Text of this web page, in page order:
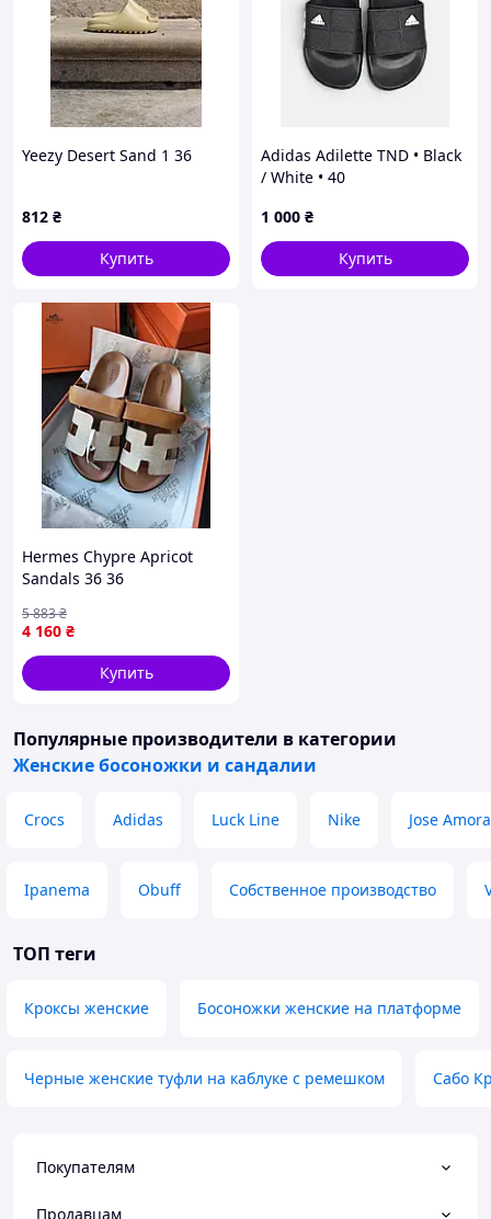
Yeezy Desert Sand 1 36
812 ₴
Купить
Adidas Adilette TND • Black
/ White • 40
1 000 ₴
Купить
Hermes Chypre Apricot
Sandals 36 36
4 160 ₴
5 883₴
Купить
Популярные производители в категории
Женские босоножки и сандалии
Crocs Adidas Luck Line Nike Jose
Ipanema Obuff Собственное производство
ТОП теги
Кроксы женские Босоножки женские на платформе
Черные женские туфли на каблуке с ремешком Сабо
Покупателям
Продавцам